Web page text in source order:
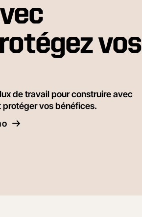
vos
de travail pour construire avec
vos bénéfices.